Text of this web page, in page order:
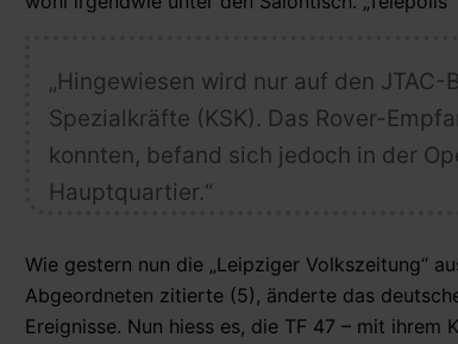
„Hingewiesen wird nur auf den
Spezialkräfte (KSK). Das Rover-
konnten, befand sich jedoch in der
Hauptquartier.“
Wie gestern nun die „Leipziger Volkszeitung“
Abgeordneten zitierte (5), änderte das
Ereignisse. Nun hiess es, die TF 47 – mit ihrem